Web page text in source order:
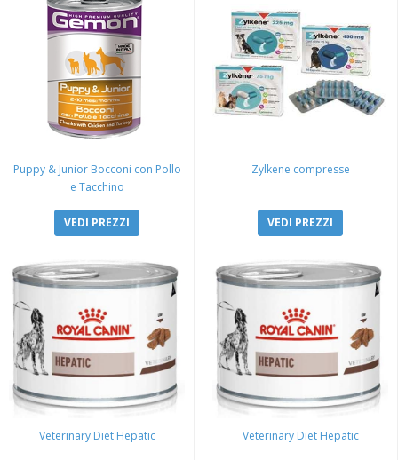
Puppy & Junior Bocconi con Pollo
e Tacchino
VEDI PREZZI
Zylkene compresse
VEDI PREZZI
Veterinary Diet Hepatic Veterinary Diet Hepatic